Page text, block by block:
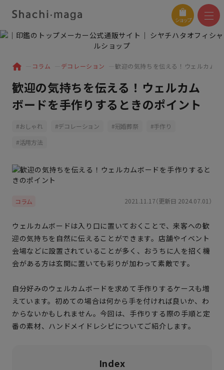
ショップ
コラム デコレーション 歓迎の気持ちを伝える！ウェルカム
歓迎の気持ちを伝える！ウェルカム
ボードを手作りするときのポイント
おしゃれ デコレーション 冠婚葬祭
手作り
活用方法
コラム 2021.11.17（更新日 2024.07.01）
ウェルカムボードは入り口に置いておくことで、来客への歓
迎の気持ちを自然に伝えることができます。店舗やイベント
会場などに設置されていることが多く、おうちに人を招く機
会がある方は玄関に置いても彩りが加わって素敵です。
自分好みのウェルカムボードを求めて手作りするケースも増
えています。初めての場合は何から手を付ければ良いか、わ
からないかもしれません。今回は、手作りする際の手順と定
番の素材、ハンドメイドレシピについてご紹介します。
Index